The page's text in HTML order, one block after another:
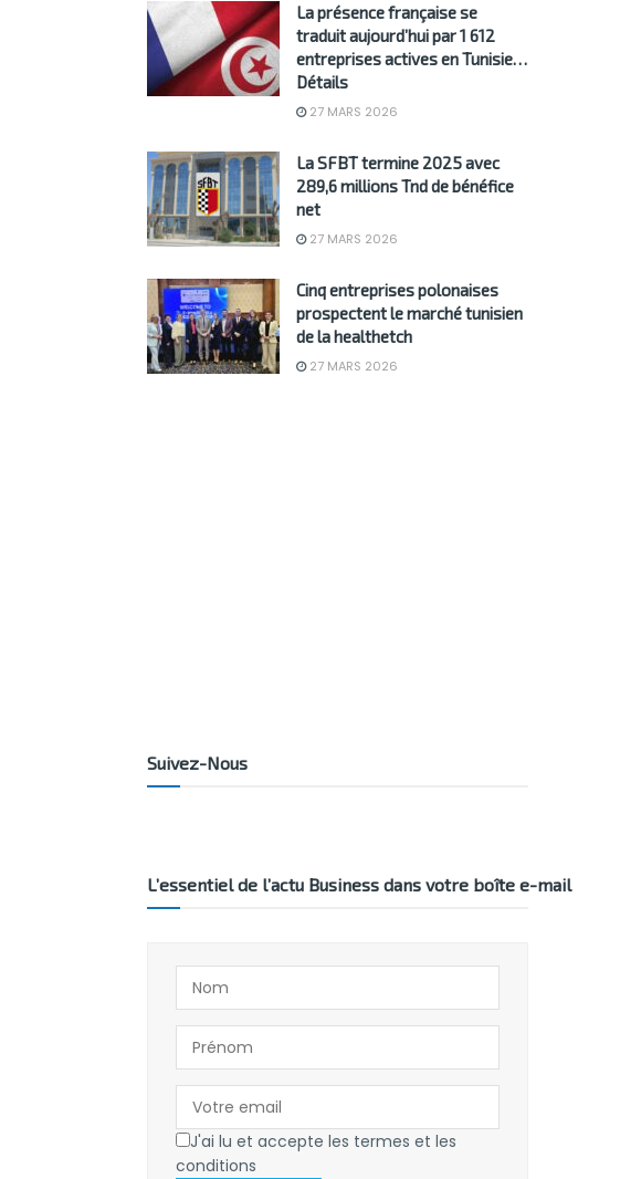
La présence française se
traduit aujourd’hui par 1 612
entreprises actives en Tunisie…
Détails
27 MARS 2026
La SFBT termine 2025 avec
289,6 millions Tnd de bénéfice
net
27 MARS 2026
Cinq entreprises polonaises
prospectent le marché tunisien
de la healthetch
27 MARS 2026
Suivez-Nous
L’essentiel de l’actu Business dans votre boîte e-mail
J'ai lu et accepte les termes et les
conditions